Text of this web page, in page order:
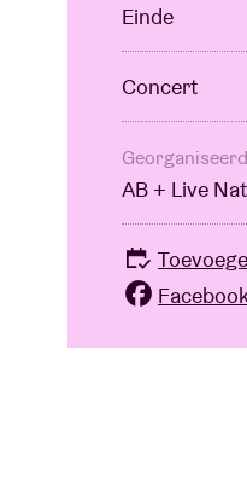
Einde
Concert
AB + Live